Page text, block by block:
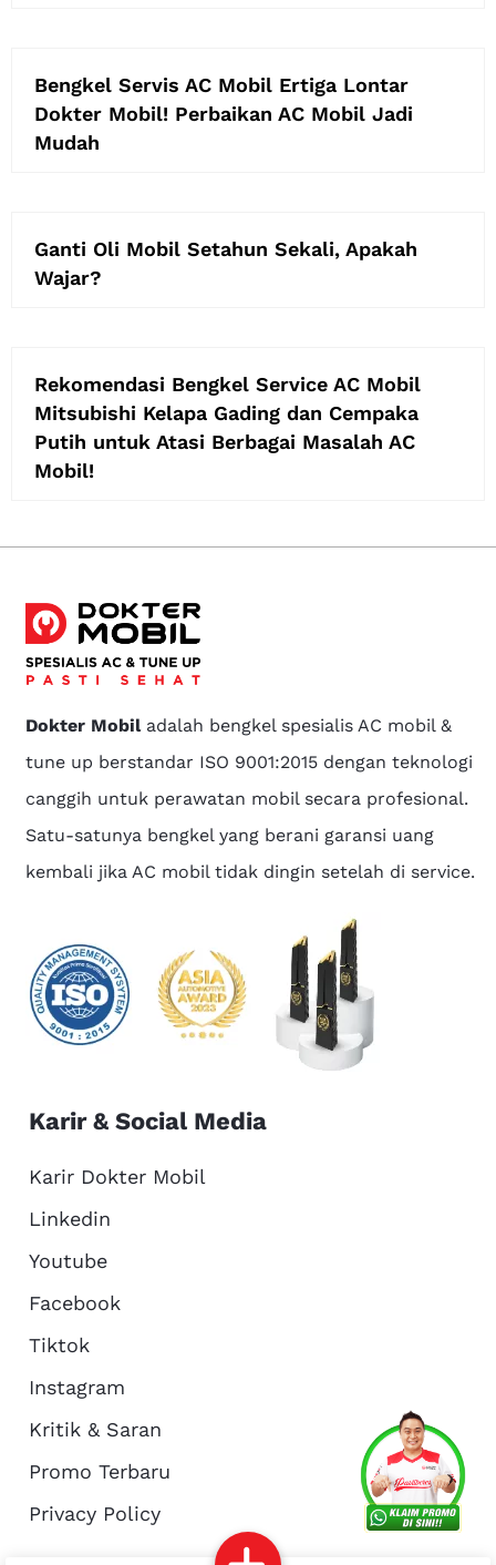
About Us
Reservasi Article
Bengkel Servis AC Mobil Ertiga Lontar
Dokter Mobil! Perbaikan AC Mobil Jadi
Mudah
Ganti Oli Mobil Setahun Sekali, Apakah
Wajar?
Rekomendasi Bengkel Service AC Mobil
Mitsubishi Kelapa Gading dan Cempaka
Putih untuk Atasi Berbagai Masalah AC
Mobil!
Dokter Mobiladalah bengkel spesialis AC mobil &
tune up berstandar ISO 9001:2015 dengan teknologi
canggih untuk perawatan mobil secara profesional.
Satu-satunya bengkel yang berani garansi uang
kembali jika AC mobil tidak dingin setelah di service.
Karir & Social Media
Karir Dokter Mobil
Linkedin
Youtube
Facebook
Tiktok
Instagram
Kritik & Saran
Promo Terbaru
Privacy Policy